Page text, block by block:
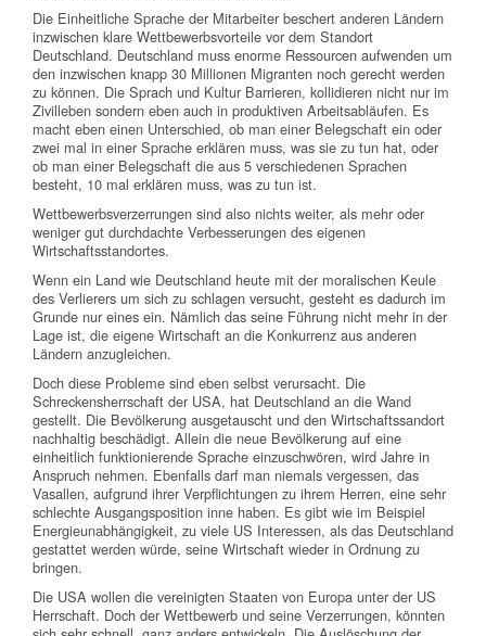
Die Einheitliche Sprache der Mitarbeiter beschert anderen Ländern
inzwischen klare Wettbewerbsvorteile vor dem Standort
Deutschland. Deutschland muss enorme Ressourcen aufwenden um
den inzwischen knapp 30 Millionen Migranten noch gerecht werden
zu können. Die Sprach und Kultur Barrieren, kollidieren nicht nur im
Zivilleben sondern eben auch in produktiven Arbeitsabläufen. Es
macht eben einen Unterschied, ob man einer Belegschaft ein oder
zwei mal in einer Sprache erklären muss, was sie zu tun hat, oder
ob man einer Belegschaft die aus 5 verschiedenen Sprachen
besteht, 10 mal erklären muss, was zu tun ist.
Wettbewerbsverzerrungen sind also nichts weiter, als mehr oder
weniger gut durchdachte Verbesserungen des eigenen
Wirtschaftsstandortes.
Wenn ein Land wie Deutschland heute mit der moralischen Keule
des Verlierers um sich zu schlagen versucht, gesteht es dadurch im
Grunde nur eines ein. Nämlich das seine Führung nicht mehr in der
Lage ist, die eigene Wirtschaft an die Konkurrenz aus anderen
Ländern anzugleichen.
Doch diese Probleme sind eben selbst verursacht. Die
Schreckensherrschaft der USA, hat Deutschland an die Wand
gestellt. Die Bevölkerung ausgetauscht und den Wirtschaftssandort
nachhaltig beschädigt. Allein die neue Bevölkerung auf eine
einheitlich funktionierende Sprache einzuschwören, wird Jahre in
Anspruch nehmen. Ebenfalls darf man niemals vergessen, das
Vasallen, aufgrund ihrer Verpflichtungen zu ihrem Herren, eine sehr
schlechte Ausgangsposition inne haben. Es gibt wie im Beispiel
Energieunabhängigkeit, zu viele US Interessen, als das Deutschland
gestattet werden würde, seine Wirtschaft wieder in Ordnung zu
bringen.
Die USA wollen die vereinigten Staaten von Europa unter der US
Herrschaft. Doch der Wettbewerb und seine Verzerrungen, könnten